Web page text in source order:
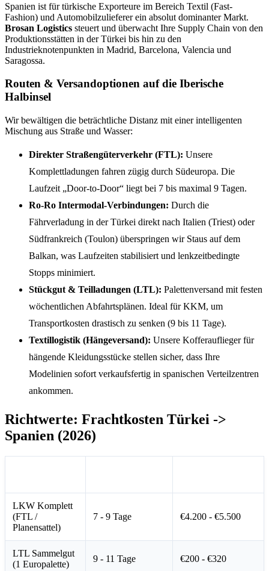
Spanien ist für türkische Exporteure im Bereich Textil (Fast-
Fashion) und Automobilzulieferer ein absolut dominanter Markt.
Brosan Logistics steuert und überwacht Ihre Supply Chain von den
Produktionsstätten in der Türkei bis hin zu den
Industrieknotenpunkten in Madrid, Barcelona, Valencia und
Saragossa.
Routen & Versandoptionen auf die Iberische
Halbinsel
Wir bewältigen die beträchtliche Distanz mit einer intelligenten
Mischung aus Straße und Wasser:
Direkter Straßengüterverkehr (FTL): Unsere
Komplettladungen fahren zügig durch Südeuropa. Die
Laufzeit „Door-to-Door“ liegt bei 7 bis maximal 9 Tagen.
Ro-Ro Intermodal-Verbindungen: Durch die
Fährverladung in der Türkei direkt nach Italien (Triest) oder
Südfrankreich (Toulon) überspringen wir Staus auf dem
Balkan, was Laufzeiten stabilisiert und lenkzeitbedingte
Stopps minimiert.
Stückgut & Teilladungen (LTL): Palettenversand mit festen
wöchentlichen Abfahrtsplänen. Ideal für KKM, um
Transportkosten drastisch zu senken (9 bis 11 Tage).
Textillogistik (Hängeversand): Unsere Kofferauflieger für
hängende Kleidungsstücke stellen sicher, dass Ihre
Modelinien sofort verkaufsfertig in spanischen Verteilzentren
ankommen.
Richtwerte: Frachtkosten Türkei ->
Spanien (2026)
LKW Komplett
(FTL /
Planensattel)
7 - 9 Tage €4.200 - €5.500
LTL Sammelgut
(1 Europalette)
9 - 11 Tage €200 - €320